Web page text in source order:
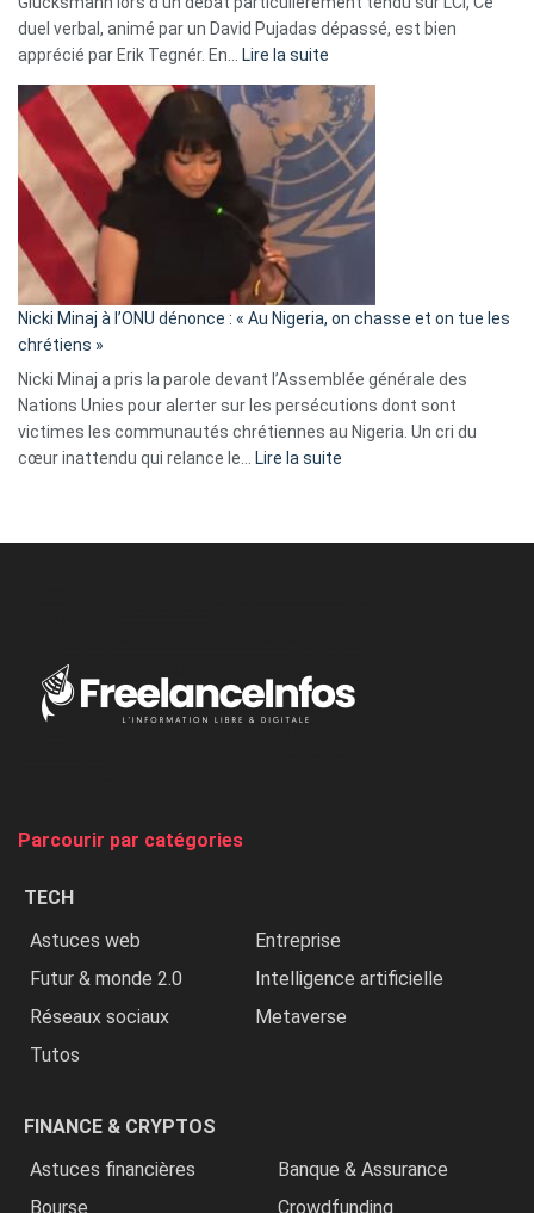
»
duel verbal, animé par un David Pujadas dépassé, est bien
apprécié par Erik Tegnér. En… Lire la suite
Tegnér
exulte
« Zemmour
a
tout
parle
ses
tripes »
Nicki Minaj à l’ONU dénonce : « Au Nigeria, on chasse et on tue les
chrétiens »
Nicki Minaj a pris la parole devant l’Assemblée générale des
Nations Unies pour alerter sur les persécutions dont sont
victimes les communautés chrétiennes au Nigeria. Un cri du
cœur inattendu qui relance le… Lire la suite
Nigeria,
Parcourir par catégories
TECH
Astuces web
Entreprise
Futur & monde 2.0
Intelligence artificielle
Réseaux sociaux
Metaverse
Tutos
FINANCE & CRYPTOS
Astuces financières
Banque & Assurance
Bourse
Crowdfunding